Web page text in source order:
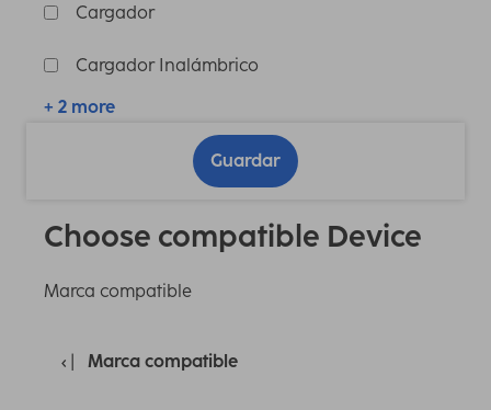
Cargador
Cargador Inalámbrico
+ 2 more
Guardar
Choose compatible Device
Marca compatible
Marca compatible